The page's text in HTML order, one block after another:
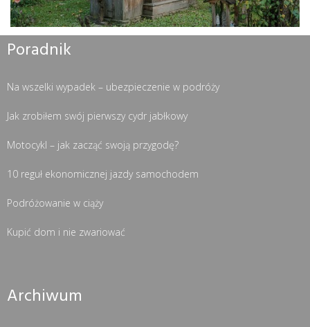
Poradnik
Na wszelki wypadek – ubezpieczenie w podróży
Jak zrobiłem swój pierwszy cydr jabłkowy
Motocykl – jak zacząć swoją przygodę?
10 reguł ekonomicznej jazdy samochodem
Podróżowanie w ciąży
Kupić dom i nie zwariować
Archiwum